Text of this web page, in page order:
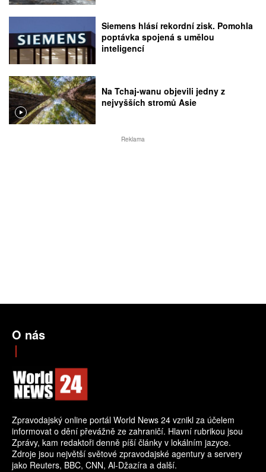
Siemens hlásí rekordní zisk. Pomohla
poptávka spojená s umělou
inteligencí
Na Tchaj-wanu objevili jedny z
nejvyšších stromů Asie
Reklama
O nás
Zpravodajský online portál World News 24 vznikl za účelem
informovat o dění převážně ze zahraničí. Hlavní rubrikou jsou
Zprávy, kam redaktoři denně píší články v lokálním jazyce.
Zdroje jsou největší světové zpravodajské agentury a servery
jako Reuters, BBC, CNN, Al-Džazíra a další.